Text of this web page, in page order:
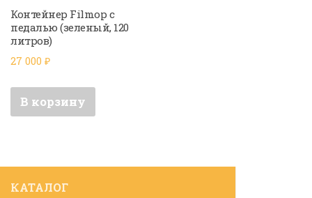
Контейнер Filmop c
педалью (зеленый, 120
литров)
27 000 ₽
В корзину
КАТАЛОГ